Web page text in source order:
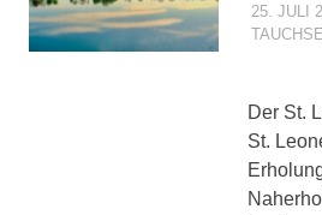
25. JULI
Der St.
St.